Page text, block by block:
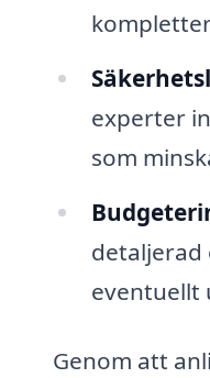
experter
som
detaljerad
eventuellt
Genom att